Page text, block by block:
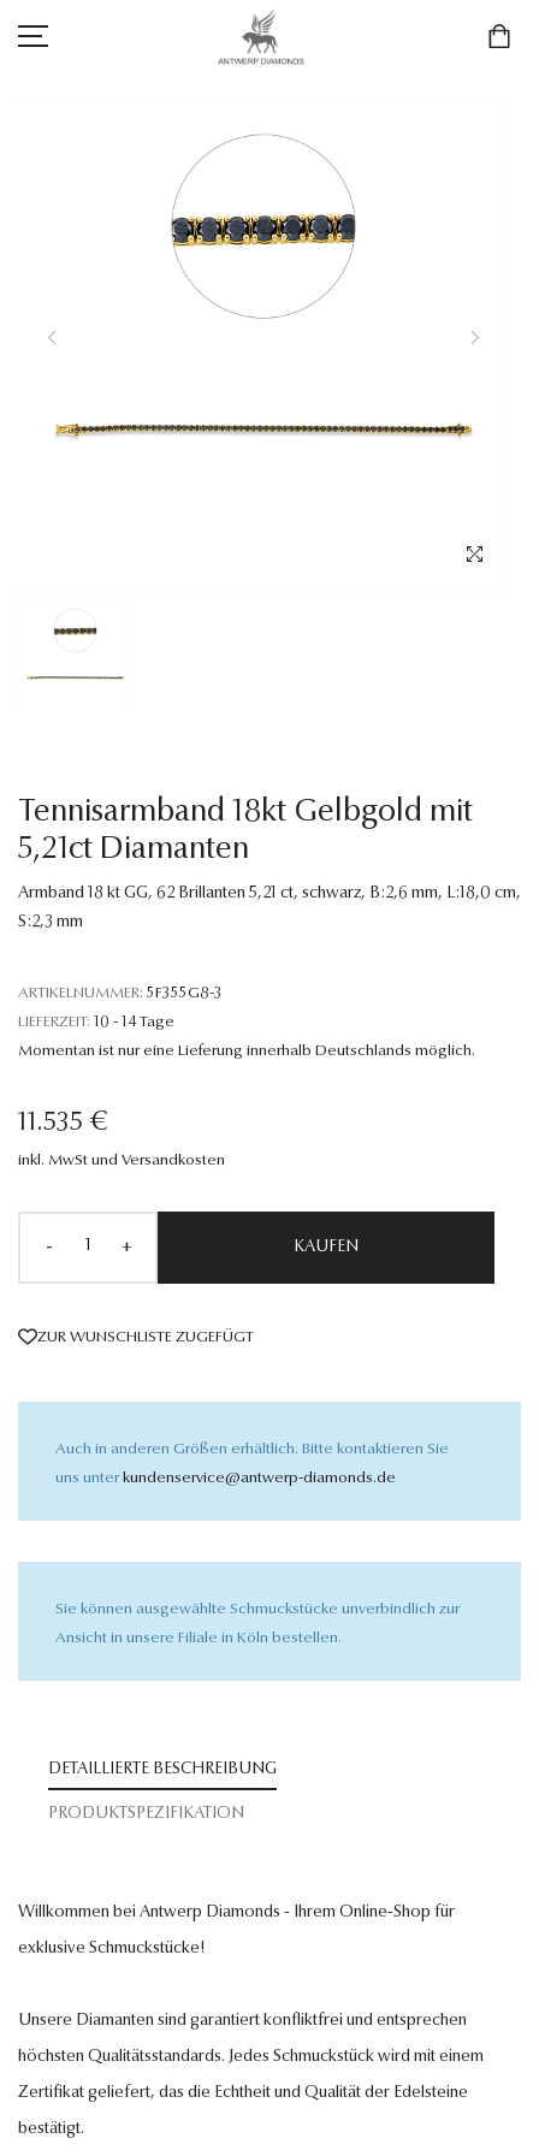
LIEBE & VERLOBUNG
ANTWERP DIAMONDS LUXURY COLLECTION
Tennisarmband 18kt Gelbgold mit
5,21ct Diamanten
Armband 18 kt GG, 62 Brillanten 5,21 ct, schwarz, B:2,6 mm, L:18,0 cm,
S:2,3 mm
ARTIKELNUMMER: 5F355G8-3
LIEFERZEIT: 10 - 14 Tage
Momentan ist nur eine Lieferung innerhalb Deutschlands möglich.
11.535 €
inkl. MwSt und Versandkosten
- + KAUFEN
ZUR WUNSCHLISTE ZUGEFÜGT
Auch in anderen Größen erhältlich. Bitte kontaktieren Sie
uns unter kundenservice@antwerp-diamonds.de
Sie können ausgewählte Schmuckstücke unverbindlich zur
Ansicht in unsere Filiale in Köln bestellen.
DETAILLIERTE BESCHREIBUNG
PRODUKTSPEZIFIKATION
Willkommen bei Antwerp Diamonds - Ihrem Online-Shop für
exklusive Schmuckstücke!
Unsere Diamanten sind garantiert konfliktfrei und entsprechen
höchsten Qualitätsstandards. Jedes Schmuckstück wird mit einem
Zertifikat geliefert, das die Echtheit und Qualität der Edelsteine
bestätigt.